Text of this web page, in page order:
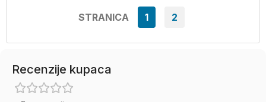
STRANICA 1 2
Recenzije kupaca